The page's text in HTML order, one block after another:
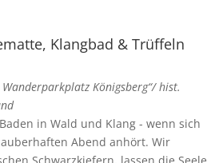
Klangbad & Trüffeln
Wanderparkplatz Königsberg“/ hist.
in Wald und Klang - wenn sich
Abend anhört. Wir